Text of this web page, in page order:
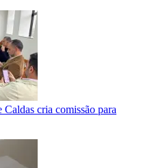
Caldas cria comissão para